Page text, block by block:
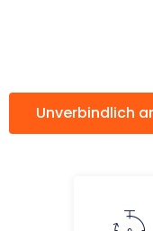
Unverbindlich